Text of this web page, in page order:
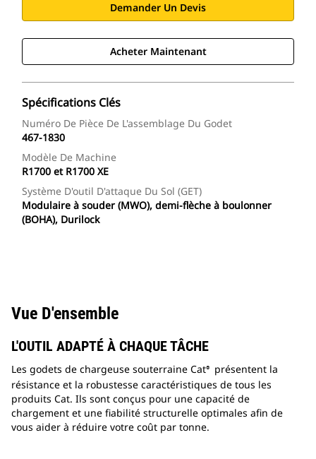
Demander Un Devis
Acheter Maintenant
Spécifications Clés
Numéro De Pièce De L'assemblage Du Godet
467-1830
Modèle De Machine
R1700 et R1700 XE
Système D'outil D'attaque Du Sol (GET)
Modulaire à souder (MWO), demi-flèche à boulonner
(BOHA), Durilock
Vue D'ensemble
L'OUTIL ADAPTÉ À CHAQUE TÂCHE
Les godets de chargeuse souterraine Cat® présentent la
résistance et la robustesse caractéristiques de tous les
produits Cat. Ils sont conçus pour une capacité de
chargement et une fiabilité structurelle optimales afin de
vous aider à réduire votre coût par tonne.